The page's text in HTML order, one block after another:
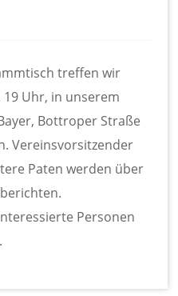
treffen wir
19 Uhr, in unserem
Bottroper Straße
Vereinsvorsitzender
Paten werden über
Personen